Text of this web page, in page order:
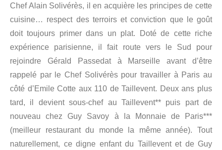
Chef Alain Solivérès, il en acquière les principes de cette
cuisine… respect des terroirs et conviction que le goût
doit toujours primer dans un plat. Doté de cette riche
expérience parisienne, il fait route vers le Sud pour
rejoindre Gérald Passedat à Marseille avant d’être
rappelé par le Chef Solivérès pour travailler à Paris au
côté d’Emile Cotte aux 110 de Taillevent. Deux ans plus
tard, il devient sous-chef au Taillevent** puis part de
nouveau chez Guy Savoy à la Monnaie de Paris***
(meilleur restaurant du monde la même année). Tout
naturellement, ce digne enfant du Taillevent et de Guy